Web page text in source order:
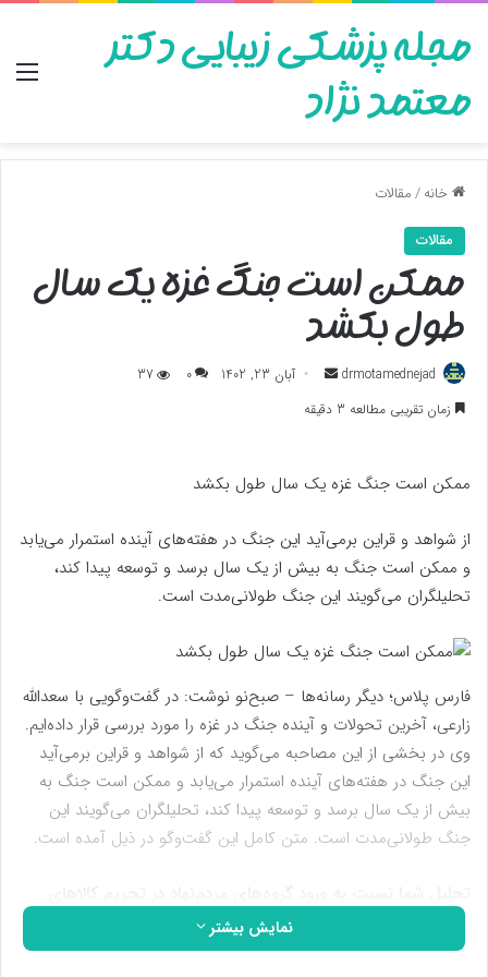
مجله پزشکی زیبایی دکتر
معتمد نژاد
خانه/مقالات
مقالات
ممکن است جنگ غزه یک سال
طول بکشد
drmotamednejad
ارسال
به
آبان 23, 1402 0
37
زمان تقریبی مطالعه 3 دقیقه
ممکن است جنگ غزه یک سال طول بکشد
از شواهد و قراین برمی‌آید این جنگ در هفته‌های آینده استمرار می‌یابد
و ممکن است جنگ به بیش از یک سال برسد و توسعه پیدا کند،
تحلیلگران می‌گویند این جنگ طولانی‌مدت است.
فارس پلاس؛ دیگر رسانه‌ها – صبح‌نو نوشت: در گفت‌وگویی با سعدالله
زارعی، آخرین تحولات و آینده جنگ در غزه را مورد بررسی قرار داده‌ایم.
وی در بخشی از این مصاحبه می‌گوید که از شواهد و قراین برمی‌آید
این جنگ در هفته‌های آینده استمرار می‌یابد و ممکن است جنگ به
بیش از یک سال برسد و توسعه پیدا کند، تحلیلگران می‌گویند این
جنگ طولانی‌مدت است. متن کامل این گفت‌وگو در ذیل آمده است.
اسرائیلی و جلوگیری از ورود این کالاها چیست؟
نمایش بیشتر